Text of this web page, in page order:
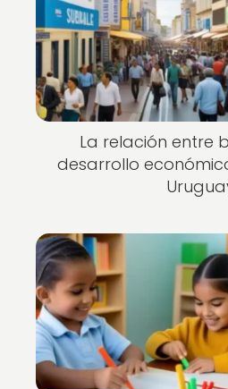
La relación entre
desarrollo